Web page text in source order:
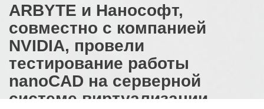
ARBYTE и Нанософт,
совместно с компанией
NVIDIA, провели
тестирование работы
nanoCAD на серверной
системе виртуализации